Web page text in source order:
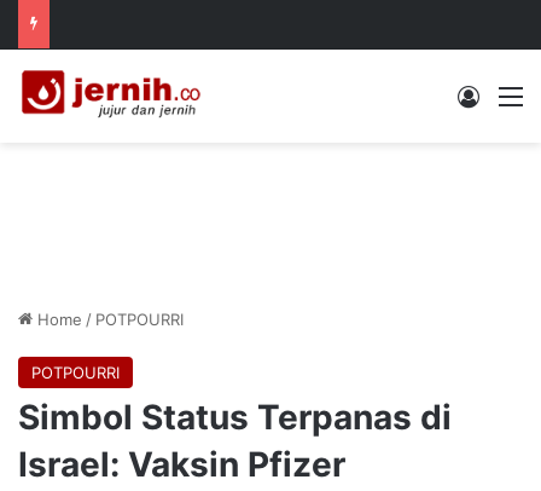
Log In
Home / POTPOURRI
POTPOURRI
Simbol Status Terpanas di
Israel: Vaksin Pfizer